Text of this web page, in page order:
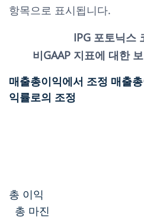
항목으로 표시됩니다.
IPG 포토닉스
비GAAP 지표에 대한
매출총이익에서 조정 매출
익률로의 조정
총 이익
총 마진